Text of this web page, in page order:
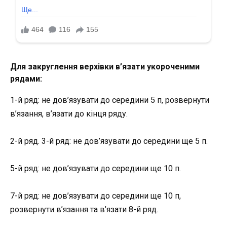
Для закруглення верхівки в’язати укороченими
рядами:
1-й ряд: не дов’язувати до середини 5 п, розвернути
в’язання, в’язати до кінця ряду.
2-й ряд. 3-й ряд: не дов’язувати до середини ще 5 п.
5-й ряд: не дов’язувати до середини ще 10 п.
7-й ряд: не дов’язувати до середини ще 10 п,
розвернути в’язання та в’язати 8-й ряд.